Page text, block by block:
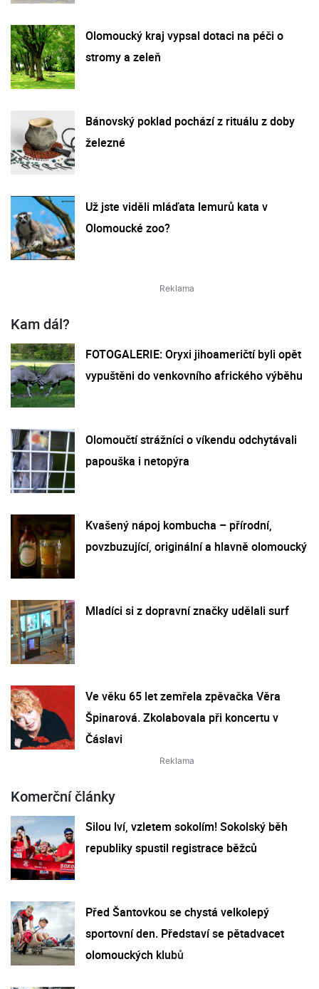
Olomoucký kraj vypsal dotaci na péči o
stromy a zeleň
Bánovský poklad pochází z rituálu z doby
železné
Už jste viděli mláďata lemurů kata v
Olomoucké zoo?
Kam dál?
FOTOGALERIE: Oryxi jihoameričtí byli opět
vypuštěni do venkovního afrického výběhu
Olomoučtí strážníci o víkendu odchytávali
papouška i netopýra
Kvašený nápoj kombucha – přírodní,
povzbuzující, originální a hlavně olomoucký
Mladíci si z dopravní značky udělali surf
Ve věku 65 let zemřela zpěvačka Věra
Špinarová. Zkolabovala při koncertu v
Čáslavi
Komerční články
Silou lví, vzletem sokolím! Sokolský běh
republiky spustil registrace běžců
Před Šantovkou se chystá velkolepý
sportovní den. Představí se pětadvacet
olomouckých klubů